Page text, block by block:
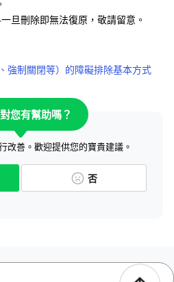
旦刪除即無法復原，敬請留意。
強制關閉等）的障礙排除基本方式
您有幫助嗎？
改善。歡迎提供您的寶貴建議。
否